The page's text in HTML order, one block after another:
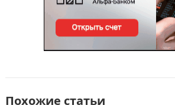
Похожие статьи